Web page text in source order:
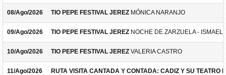
08/Ago/2026 TIO PEPE FESTIVAL JEREZ MÓNICA NARANJO
09/Ago/2026 TIO PEPE FESTIVAL JEREZ NOCHE DE ZARZUELA -
10/Ago/2026 TIO PEPE FESTIVAL JEREZ VALERIA CASTRO
11/Ago/2026 RUTA VISITA CANTADA Y CONTADA: CADIZ Y SU TEATRO